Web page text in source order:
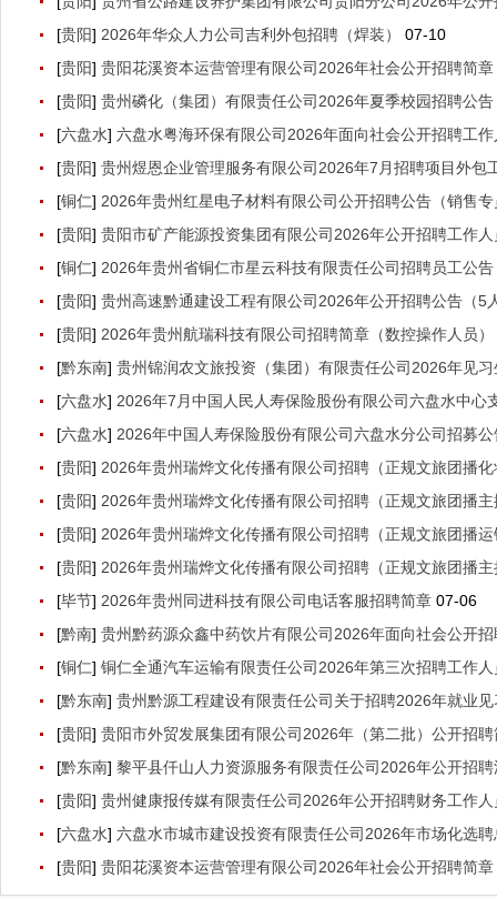
[贵阳] 2026年华众人力公司吉利外包招聘（焊装）
07-10
[贵阳] 贵阳花溪资本运营管理有限公司2026年社会公开招聘简
[贵阳] 贵州磷化（集团）有限责任公司2026年夏季校园招聘公
[六盘水] 六盘水粤海环保有限公司2026年面向社会公开招聘工
[贵阳] 贵州煜恩企业管理服务有限公司2026年7月招聘项目外包
[铜仁] 2026年贵州红星电子材料有限公司公开招聘公告（销售
[贵阳] 贵阳市矿产能源投资集团有限公司2026年公开招聘工作
[铜仁] 2026年贵州省铜仁市星云科技有限责任公司招聘员工公
[贵阳] 贵州高速黔通建设工程有限公司2026年公开招聘公告（5
[贵阳] 2026年贵州航瑞科技有限公司招聘简章（数控操作人员）
[黔东南] 贵州锦润农文旅投资（集团）有限责任公司2026年见
[六盘水] 2026年7月中国人民人寿保险股份有限公司六盘水中心
[六盘水] 2026年中国人寿保险股份有限公司六盘水分公司招募公
[贵阳] 2026年贵州瑞烨文化传播有限公司招聘（正规文旅团播
[贵阳] 2026年贵州瑞烨文化传播有限公司招聘（正规文旅团播主
[贵阳] 2026年贵州瑞烨文化传播有限公司招聘（正规文旅团播
[贵阳] 2026年贵州瑞烨文化传播有限公司招聘（正规文旅团播
[毕节] 2026年贵州同进科技有限公司电话客服招聘简章 07-06
[黔南] 贵州黔药源众鑫中药饮片有限公司2026年面向社会公开
[铜仁] 铜仁全通汽车运输有限责任公司2026年第三次招聘工作
[黔东南] 贵州黔源工程建设有限责任公司关于招聘2026年就业
[贵阳] 贵阳市外贸发展集团有限公司2026年（第二批）公开招
[黔东南] 黎平县仟山人力资源服务有限责任公司2026年公开招
[贵阳] 贵州健康报传媒有限责任公司2026年公开招聘财务工作
[六盘水] 六盘水市城市建设投资有限责任公司2026年市场化选
[贵阳] 贵阳花溪资本运营管理有限公司2026年社会公开招聘简